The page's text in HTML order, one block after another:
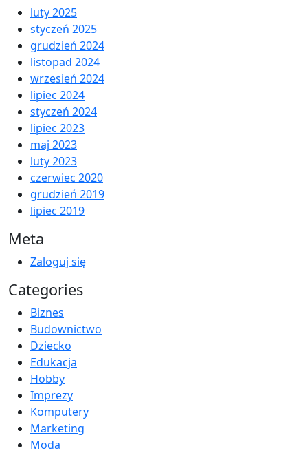
luty 2025
styczeń 2025
grudzień 2024
listopad 2024
wrzesień 2024
lipiec 2024
styczeń 2024
lipiec 2023
maj 2023
luty 2023
czerwiec 2020
grudzień 2019
lipiec 2019
Meta
Zaloguj się
Categories
Biznes
Budownictwo
Dziecko
Edukacja
Hobby
Imprezy
Komputery
Marketing
Moda